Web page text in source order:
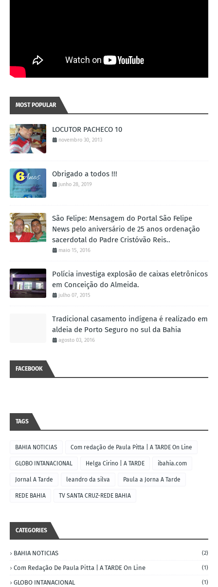
MOST POPULAR
LOCUTOR PACHECO 10
novembro 30, 2013
Obrigado a todos !!!
junho 28, 2019
São Felipe: Mensagem do Portal São Felipe
News pelo aniversário de 25 anos ordenação
sacerdotal do Padre Cristóvão Reis..
maio 15, 2016
Polícia investiga explosão de caixas eletrônicos
em Conceição do Almeida.
julho 07, 2015
Tradicional casamento indígena é realizado em
aldeia de Porto Seguro no sul da Bahia
agosto 03, 2016
FACEBOOK
TAGS
BAHIA NOTICIAS Com redação de Paula Pitta | A TARDE On Line
GLOBO INTANACIONAL Helga Cirino | A TARDE ibahia.com
Jornal A Tarde leandro da silva Paula a Jorna A Tarde
REDE BAHIA TV SANTA CRUZ-REDE BAHIA
CATEGORIES
BAHIA NOTICIAS (2)
Com Redação De Paula Pitta | A TARDE On Line (1)
GLOBO INTANACIONAL (1)